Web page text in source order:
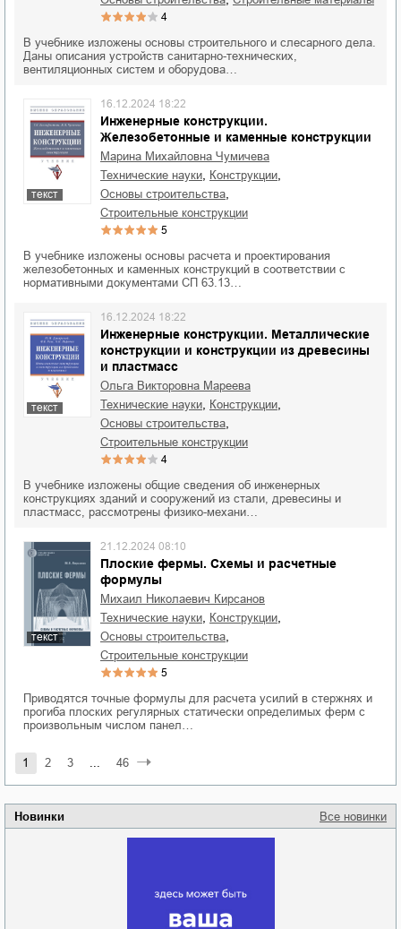
Новинки Все новинки
4
В учебнике изложены основы строительного и слесарного дела.
Даны описания устройств санитарно-технических,
вентиляционных систем и оборудова…
текст
Инженерные конструкции.
Железобетонные и каменные конструкции
16.12.2024 18:22
Марина Михайловна Чумичева
технические науки
конструкции
основы строительства
строительные конструкции
5
В учебнике изложены основы расчета и проектирования
железобетонных и каменных конструкций в соответствии с
нормативными документами СП 63.13…
текст
Инженерные конструкции. Металлические
конструкции и конструкции из древесины
и пластмасс
16.12.2024 18:22
Ольга Викторовна Мареева
технические науки
конструкции
основы строительства
строительные конструкции
4
В учебнике изложены общие сведения об инженерных
конструкциях зданий и сооружений из стали, древесины и
пластмасс, рассмотрены физико-механи…
текст
Плоские фермы. Схемы и расчетные
формулы
21.12.2024 08:10
Михаил Николаевич Кирсанов
технические науки
конструкции
основы строительства
строительные конструкции
5
Приводятся точные формулы для расчета усилий в стержнях и
прогиба плоских регулярных статически определимых ферм с
произвольным числом панел…
1 2 3 ... 46